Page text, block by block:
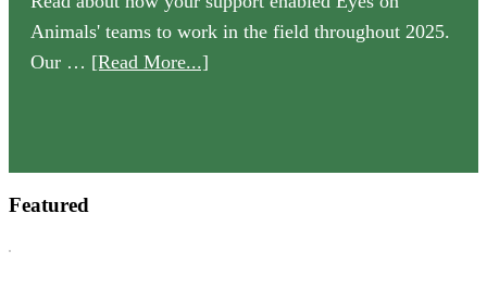
Animals' teams to work in the field throughout 2025.
Our … [Read More...]
Featured